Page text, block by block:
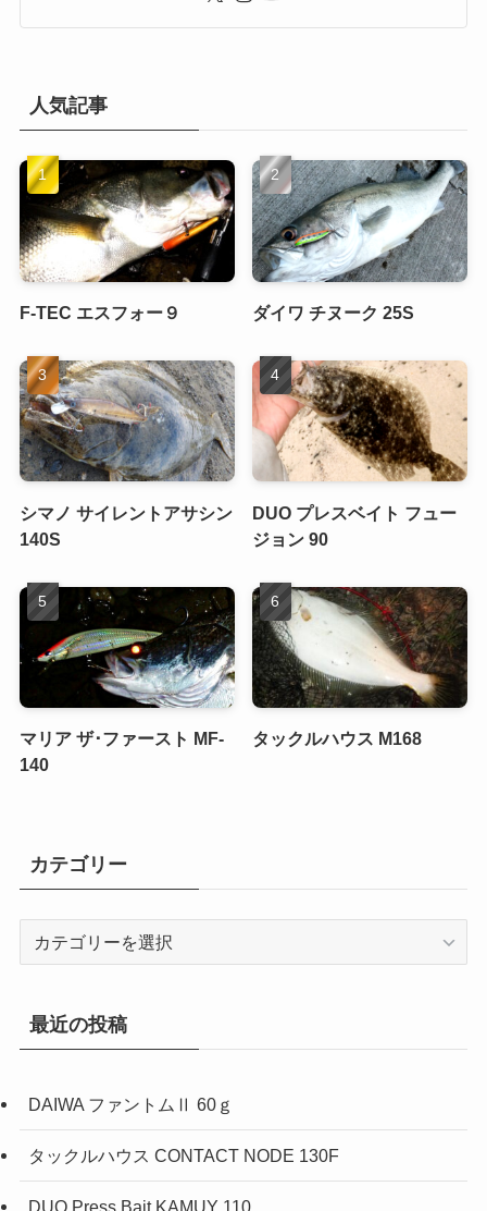
人気記事
F-TEC エスフォー９ ダイワ チヌーク 25S
シマノ サイレントアサシン
140S
DUO プレスベイト フュー
ジョン 90
マリア ザ･ファースト MF-
140
タックルハウス M168
カテゴリー
リ
最近の投稿
DAIWA ファントムⅡ 60ｇ
タックルハウス CONTACT NODE 130F
DUO Press Bait KAMUY 110